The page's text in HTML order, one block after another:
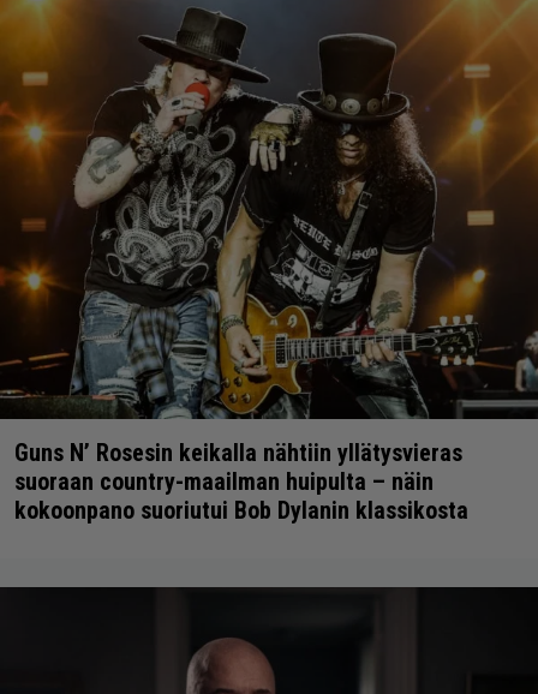
Guns N’ Rosesin keikalla nähtiin yllätysvieras
suoraan country-maailman huipulta – näin
kokoonpano suoriutui Bob Dylanin klassikosta